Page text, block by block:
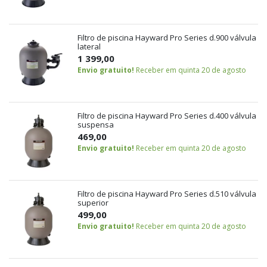
Filtro de piscina Hayward Pro Series d.900 válvula
lateral
1 399,00
Envio gratuito! Receber em quinta 20 de agosto
Filtro de piscina Hayward Pro Series d.400 válvula
suspensa
469,00
Envio gratuito! Receber em quinta 20 de agosto
Filtro de piscina Hayward Pro Series d.510 válvula
superior
499,00
Envio gratuito! Receber em quinta 20 de agosto